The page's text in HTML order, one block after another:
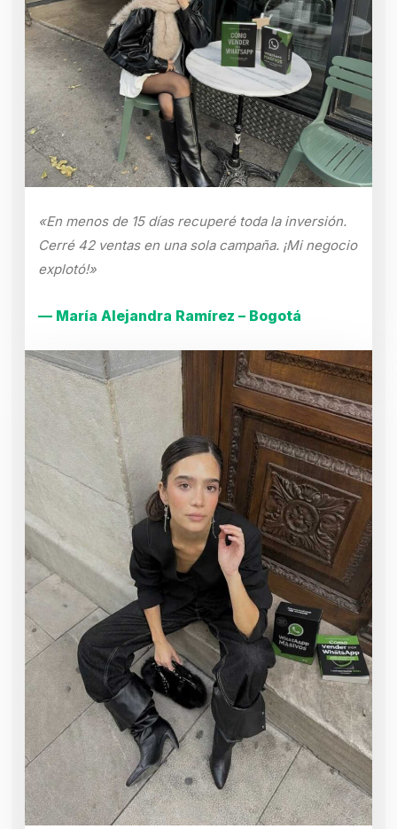
«En menos de 15 días recuperé toda la inversión.
Cerré 42 ventas en una sola campaña. ¡Mi negocio
explotó!»
— María Alejandra Ramírez – Bogotá